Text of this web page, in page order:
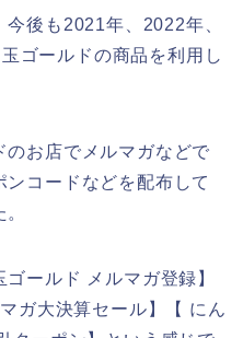
後も2021年、2022年、
ゴールドの商品を利用し
のお店でメルマガなどで
コードなどを配布して
ールド メルマガ登録】
ガ大決算セール】【 にん